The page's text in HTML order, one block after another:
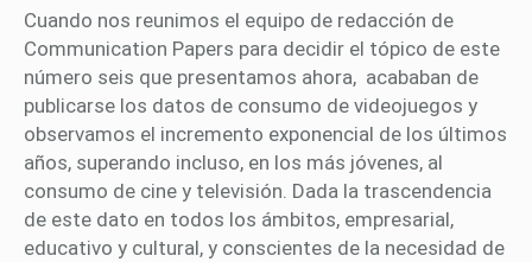
Cuando nos reunimos el equipo de redacción de
Communication Papers para decidir el tópico de este
número seis que presentamos ahora, acababan de
publicarse los datos de consumo de videojuegos y
observamos el incremento exponencial de los últimos
años, superando incluso, en los más jóvenes, al
consumo de cine y televisión. Dada la trascendencia
de este dato en todos los ámbitos, empresarial,
educativo y cultural, y conscientes de la necesidad de